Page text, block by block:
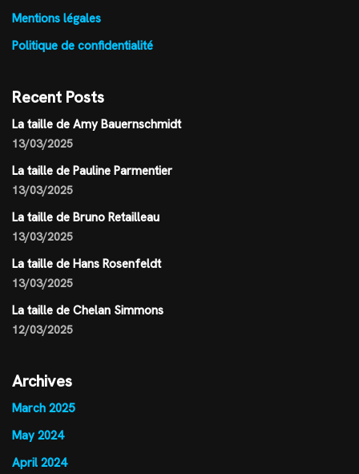
Mentions légales
Politique de confidentialité
Recent Posts
La taille de Amy Bauernschmidt
13/03/2025
La taille de Pauline Parmentier
13/03/2025
La taille de Bruno Retailleau
13/03/2025
La taille de Hans Rosenfeldt
13/03/2025
La taille de Chelan Simmons
12/03/2025
Archives
March 2025
May 2024
April 2024